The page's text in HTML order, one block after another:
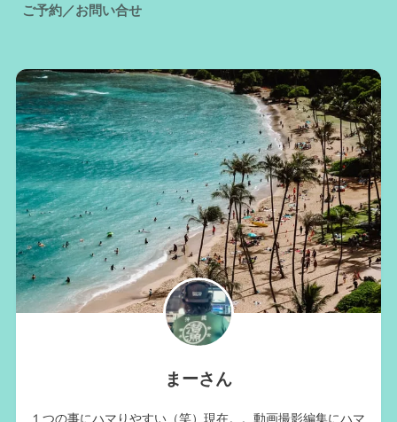
ご予約／お問い合せ
まーさん
１つの事にハマりやすい（笑）現在。。動画撮影編集にハマ